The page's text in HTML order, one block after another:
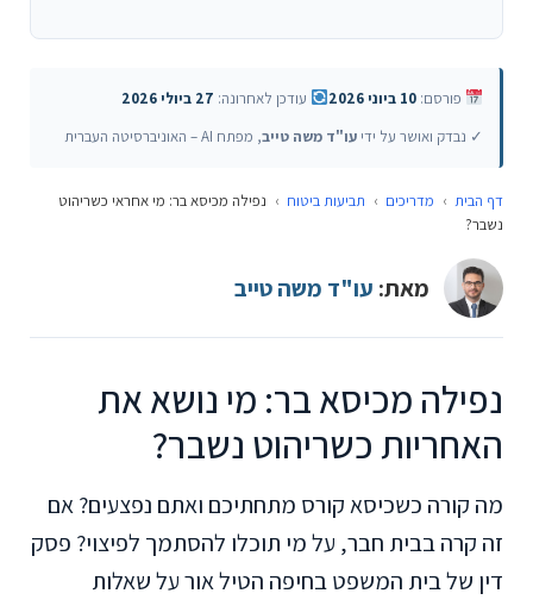
פורסם: 10 ביוני 2026 עודכן לאחרונה: 27 ביולי 2026
✓ נבדק ואושר על ידי עו"ד משה טייב, מפתח AI – האוניברסיטה העברית
דף הבית › מדריכים › תביעות ביטוח › נפילה מכיסא בר: מי אחראי כשריהוט
נשבר?
מאת: עו"ד משה טייב
נפילה מכיסא בר: מי נושא את
האחריות כשריהוט נשבר?
מה קורה כשכיסא קורס מתחתיכם ואתם נפצעים? אם
זה קרה בבית חבר, על מי תוכלו להסתמך לפיצוי? פסק
דין של בית המשפט בחיפה הטיל אור על שאלות